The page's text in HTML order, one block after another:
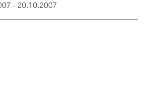
- 20.10.2007